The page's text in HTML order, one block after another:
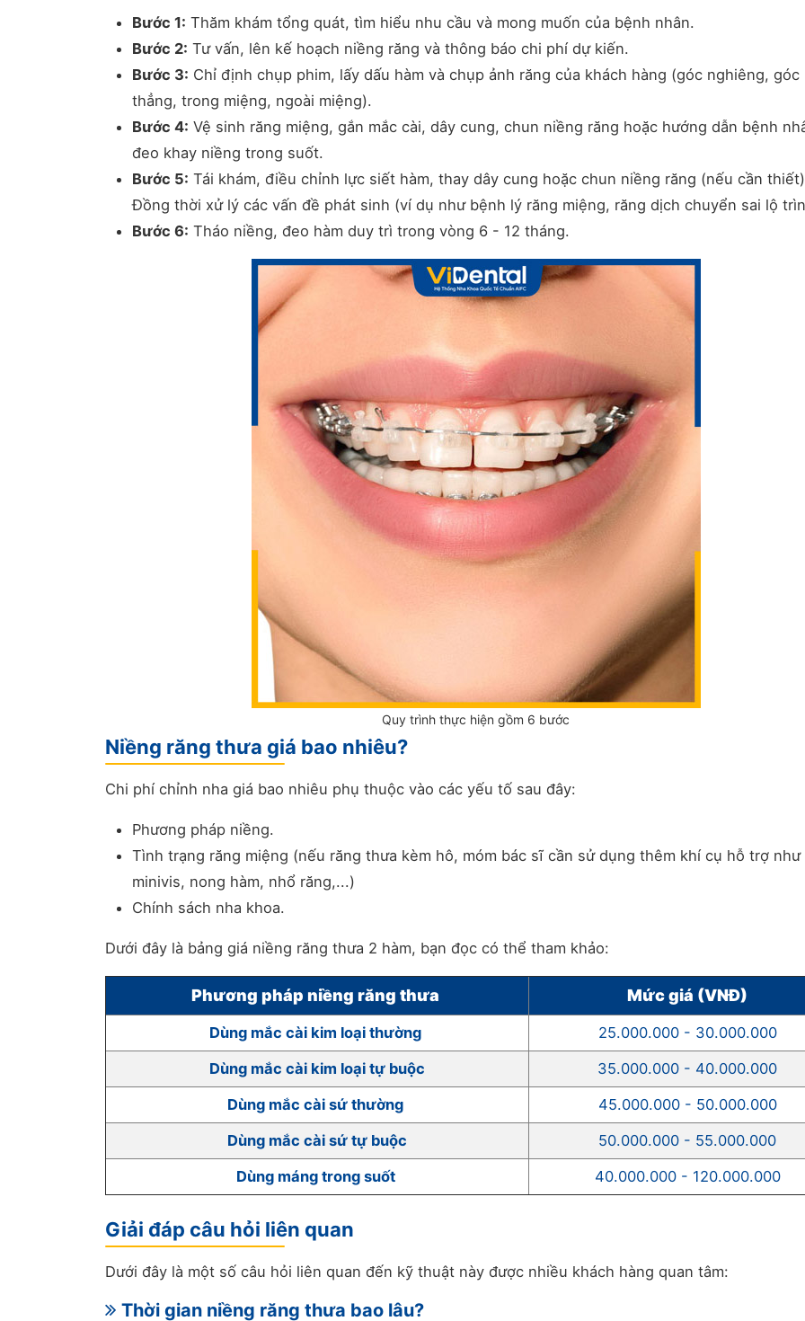
Bước 1: Thăm khám tổng quát, tìm hiểu nhu cầu và mong muốn của bệnh nhân.
Bước 2: Tư vấn, lên kế hoạch niềng răng và thông báo chi phí dự kiến.
Bước 3: Chỉ định chụp phim, lấy dấu hàm và chụp ảnh răng của khách hàng (góc nghiêng, góc
thẳng, trong miệng, ngoài miệng).
Bước 4: Vệ sinh răng miệng, gắn mắc cài, dây cung, chun niềng răng hoặc hướng dẫn bệnh
đeo khay niềng trong suốt.
Bước 5: Tái khám, điều chỉnh lực siết hàm, thay dây cung hoặc chun niềng răng (nếu cần
Đồng thời xử lý các vấn đề phát sinh (ví dụ như bệnh lý răng miệng, răng dịch chuyển sai lộ
Bước 6: Tháo niềng, đeo hàm duy trì trong vòng 6 - 12 tháng.
Quy trình thực hiện gồm 6 bước
Niềng răng thưa giá bao nhiêu?
Chi phí chỉnh nha giá bao nhiêu phụ thuộc vào các yếu tố sau đây:
Phương pháp niềng.
Tình trạng răng miệng (nếu răng thưa kèm hô, móm bác sĩ cần sử dụng thêm khí cụ hỗ trợ như
minivis, nong hàm, nhổ răng,...)
Chính sách nha khoa.
Dưới đây là bảng giá niềng răng thưa 2 hàm, bạn đọc có thể tham khảo:
Phương pháp niềng răng thưa Mức giá (VNĐ)
Dùng mắc cài kim loại thường
25.000.000 - 30.000.000
Dùng mắc cài kim loại tự buộc
35.000.000 - 40.000.000
Dùng mắc cài sứ thường
45.000.000 - 50.000.000
Dùng mắc cài sứ tự buộc
50.000.000 - 55.000.000
Dùng máng trong suốt
40.000.000 - 120.000.000
Giải đáp câu hỏi liên quan
Dưới đây là một số câu hỏi liên quan đến kỹ thuật này được nhiều khách hàng quan tâm:
Thời gian niềng răng thưa bao lâu?